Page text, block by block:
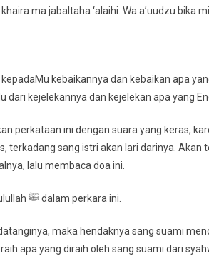
ma jabaltaha ‘alaihi. Wa a’uudzu bika
kebaikannya dan kebaikan apa
dari kejelekannya dan kejelekan apa yang
perkataan ini dengan suara yang keras,
terkadang sang istri akan lari darinya. Akan
lalu membaca doa ini.
Ini yang aku ketahui dari tuntunan Rasulullah ﷺ dalam perkara ini.
maka hendaknya sang suami
apa yang diraih oleh sang suami dari